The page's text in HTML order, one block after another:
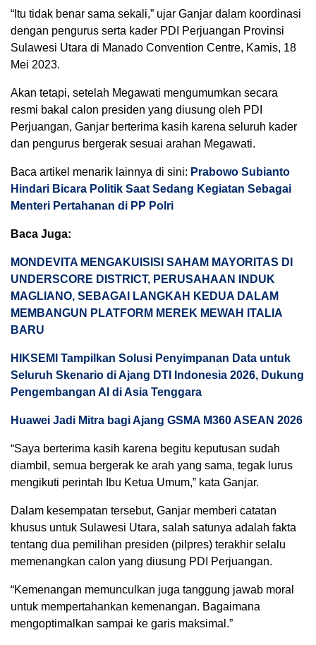
“Itu tidak benar sama sekali,” ujar Ganjar dalam koordinasi
dengan pengurus serta kader PDI Perjuangan Provinsi
Sulawesi Utara di Manado Convention Centre, Kamis, 18
Mei 2023.
Akan tetapi, setelah Megawati mengumumkan secara
resmi bakal calon presiden yang diusung oleh PDI
Perjuangan, Ganjar berterima kasih karena seluruh kader
dan pengurus bergerak sesuai arahan Megawati.
Baca artikel menarik lainnya di sini: Prabowo Subianto
Hindari Bicara Politik Saat Sedang Kegiatan Sebagai
Menteri Pertahanan di PP Polri
Baca Juga:
MONDEVITA MENGAKUISISI SAHAM MAYORITAS DI
UNDERSCORE DISTRICT, PERUSAHAAN INDUK
MAGLIANO, SEBAGAI LANGKAH KEDUA DALAM
MEMBANGUN PLATFORM MEREK MEWAH ITALIA
BARU
HIKSEMI Tampilkan Solusi Penyimpanan Data untuk
Seluruh Skenario di Ajang DTI Indonesia 2026, Dukung
Pengembangan AI di Asia Tenggara
Huawei Jadi Mitra bagi Ajang GSMA M360 ASEAN 2026
“Saya berterima kasih karena begitu keputusan sudah
diambil, semua bergerak ke arah yang sama, tegak lurus
mengikuti perintah Ibu Ketua Umum,” kata Ganjar.
Dalam kesempatan tersebut, Ganjar memberi catatan
khusus untuk Sulawesi Utara, salah satunya adalah fakta
tentang dua pemilihan presiden (pilpres) terakhir selalu
memenangkan calon yang diusung PDI Perjuangan.
“Kemenangan memunculkan juga tanggung jawab moral
untuk mempertahankan kemenangan. Bagaimana
mengoptimalkan sampai ke garis maksimal.”